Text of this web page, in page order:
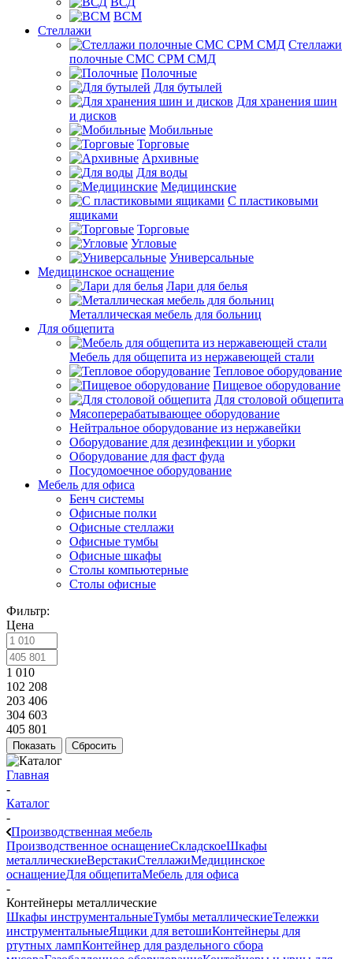
ВСМ
Стеллажи
Стеллажи
полочные СМС СРМ СМД
Полочные
Для бутылей
Для хранения шин
и дисков
Мобильные
Торговые
Архивные
Для воды
Медицинские
С пластиковыми
ящиками
Торговые
Угловые
Универсальные
Медицинское оснащение
Лари для белья
Металлическая мебель для больниц
Для общепита
Мебель для общепита из нержавеющей стали
Тепловое оборудование
Пищевое оборудование
Для столовой общепита
Мясоперерабатывающее оборудование
Нейтральное оборудование из нержавейки
Оборудование для дезинфекции и уборки
Оборудование для фаст фуда
Посудомоечное оборудование
Мебель для офиса
Бенч системы
Офисные полки
Офисные стеллажи
Офисные тумбы
Офисные шкафы
Столы компьютерные
Столы офисные
Фильтр:
Цена
1 010
102 208
203 406
304 603
405 801
Показать Сбросить
Главная
-
Каталог
-
Производственная мебель
Производственное оснащениеСкладскоеШкафы
металлическиеВерстакиСтеллажиМедицинское
оснащениеДля общепитаМебель для офиса
-
Контейнеры металлические
Шкафы инструментальныеТумбы металлическиеТележки
инструментальныеЯщики для ветошиКонтейнеры для
ртутных лампКонтейнер для раздельного сбора